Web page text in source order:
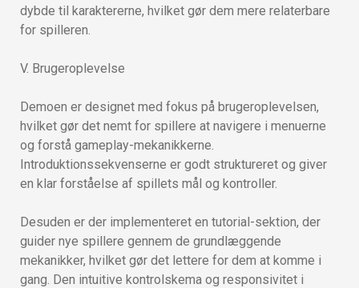
dybde til karaktererne, hvilket gør dem mere relaterbare
for spilleren.
V. Brugeroplevelse
Demoen er designet med fokus på brugeroplevelsen,
hvilket gør det nemt for spillere at navigere i menuerne
og forstå gameplay-mekanikkerne.
Introduktionssekvenserne er godt struktureret og giver
en klar forståelse af spillets mål og kontroller.
Desuden er der implementeret en tutorial-sektion, der
guider nye spillere gennem de grundlæggende
mekanikker, hvilket gør det lettere for dem at komme i
gang. Den intuitive kontrolskema og responsivitet i